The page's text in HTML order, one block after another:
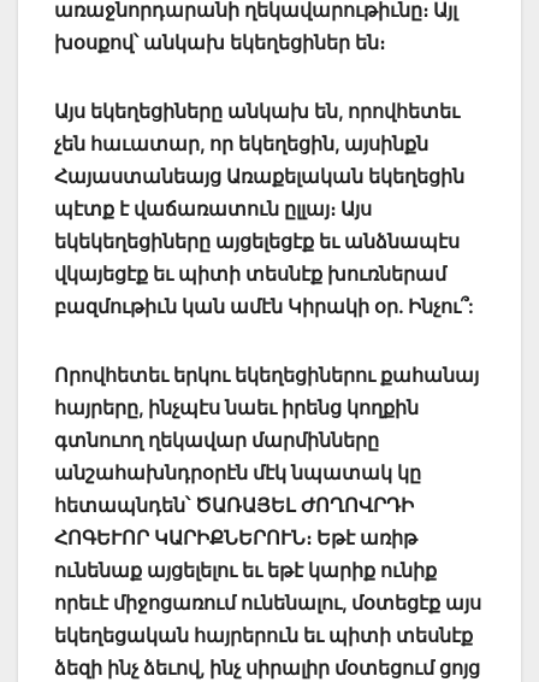
առաջնորդարանի ղեկավարութիւնը։ Այլ
խօսքով՝ անկախ եկեղեցիներ են։
Այս եկեղեցիները անկախ են, որովհետեւ
չեն հաւատար, որ եկեղեցին, այսինքն
Հայաստանեայց Առաքելական եկեղեցին
պէտք է վաճառատուն ըլլայ։ Այս
եկեկեղեցիները այցելեցէք եւ անձնապէս
վկայեցէք եւ պիտի տեսնէք խուռներամ
բազմութիւն կան ամէն Կիրակի օր. Ինչու՞:
Որովհետեւ երկու եկեղեցիներու քահանայ
հայրերը, ինչպէս նաեւ իրենց կողքին
գտնուող ղեկավար մարմինները
անշահախնդրօրէն մէկ նպատակ կը
հետապնդեն՝ ԾԱՌԱՅԵԼ ԺՈՂՈՎՐԴԻ
ՀՈԳԵՒՈՐ ԿԱՐԻՔՆԵՐՈՒՆ։ Եթէ առիթ
ունենաք այցելելու եւ եթէ կարիք ունիք
որեւէ միջոցառում ունենալու, մօտեցէք այս
եկեղեցական հայրերուն եւ պիտի տեսնէք
ձեզի ինչ ձեւով, ինչ սիրալիր մօտեցում ցոյց